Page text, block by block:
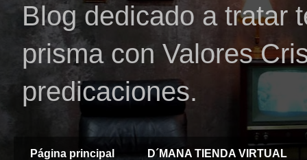
Blog dedicado a tratar
prisma con Valores
predicaciones.
Página principal D´MANA TIENDA VIRTUAL